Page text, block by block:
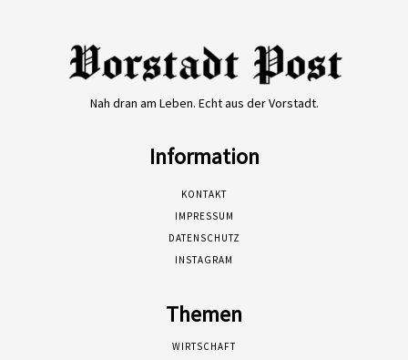
Nah dran am Leben. Echt aus der Vorstadt.
Information
KONTAKT
IMPRESSUM
DATENSCHUTZ
INSTAGRAM
Themen
WIRTSCHAFT